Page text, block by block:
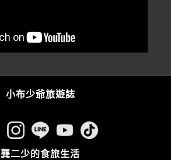
小布少爺旅遊誌
龔二少的食旅生活